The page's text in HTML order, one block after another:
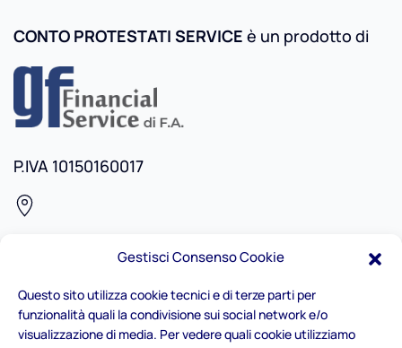
Gestisci Consenso Cookie
Questo sito utilizza cookie tecnici e di terze parti per
funzionalità quali la condivisione sui social network e/o
visualizzazione di media. Per vedere quali cookie utilizziamo
CONTO PROTESTATI SERVICE è un prodotto di
P.IVA 10150160017
+39.339.1535609